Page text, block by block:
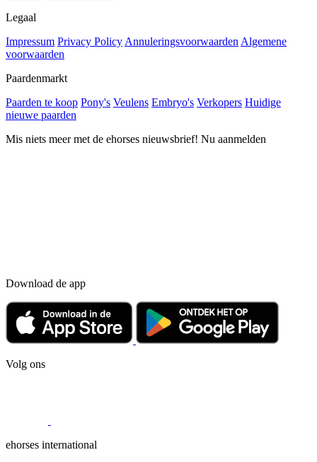
Legaal
Impressum Privacy Policy Annuleringsvoorwaarden Algemene
voorwaarden
Paardenmarkt
Paarden te koop Pony's Veulens Embryo's Verkopers Huidige
nieuwe paarden
Mis niets meer met de ehorses nieuwsbrief! Nu aanmelden
Download de app
Volg ons
ehorses international